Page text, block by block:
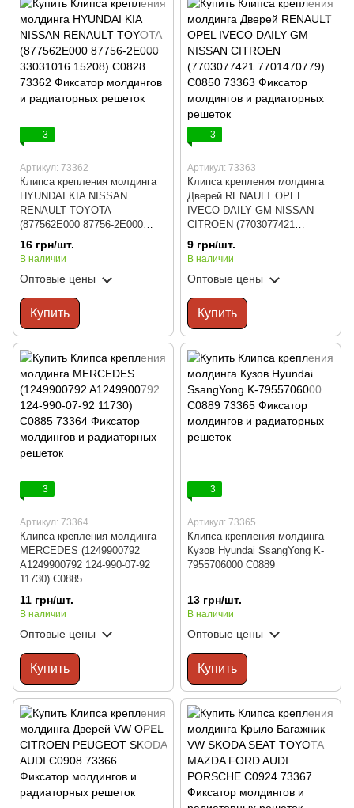
3
Артикул: 73362
Клипса крепления молдинга
HYUNDAI KIA NISSAN
RENAULT TOYOTA
(877562E000 87756-2E000
33031016 15208) C0828
16 грн/шт.
В наличии
Оптовые цены
Купить
3
Артикул: 73363
Клипса крепления молдинга
Дверей RENAULT OPEL
IVECO DAILY GM NISSAN
CITROEN (7703077421
7701470779) C0850
9 грн/шт.
В наличии
Оптовые цены
Купить
3
Артикул: 73364
Клипса крепления молдинга
MERCEDES (1249900792
A1249900792 124-990-07-92
11730) C0885
11 грн/шт.
В наличии
Оптовые цены
Купить
3
Артикул: 73365
Клипса крепления молдинга
Кузов Hyundai SsangYong K-
7955706000 C0889
13 грн/шт.
В наличии
Оптовые цены
Купить